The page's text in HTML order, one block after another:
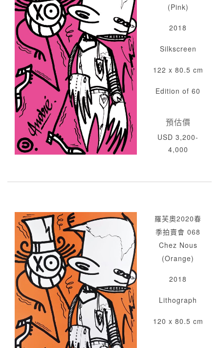
(Pink)
2018
Silkscreen
122 x 80.5 cm
Edition of 60
預估價
USD 3,200-
4,000
羅芙奧2020春
季拍賣會 068
Chez Nous
(Orange)
2018
Lithograph
120 x 80.5 cm